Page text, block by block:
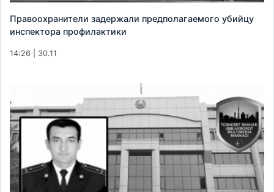
Правоохранители задержали предполагаемого убийцу
инспектора профилактики
14:26 | 30.11